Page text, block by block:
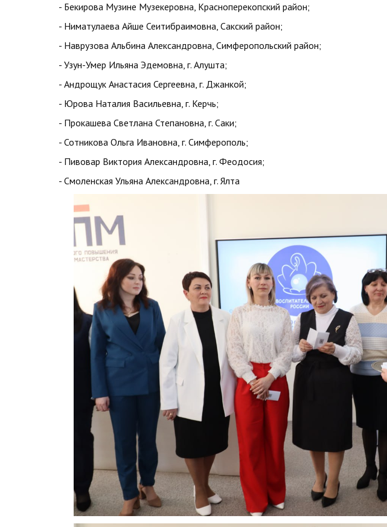
- Бекирова Музине Музекеровна, Красноперекопский район;
- Ниматулаева Айше Сеитибраимовна, Сакский район;
- Наврузова Альбина Александровна, Симферопольский район;
- Узун-Умер Ильяна Эдемовна, г. Алушта;
- Андрощук Анастасия Сергеевна, г. Джанкой;
- Юрова Наталия Васильевна, г. Керчь;
- Прокашева Светлана Степановна, г. Саки;
- Сотникова Ольга Ивановна, г. Симферополь;
- Пивовар Виктория Александровна, г. Феодосия;
- Смоленская Ульяна Александровна, г. Ялта